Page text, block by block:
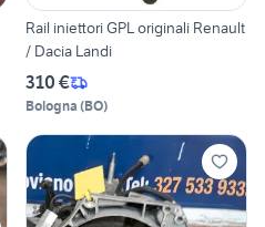
Rail iniettori GPL originali Renault
/ Dacia Landi
310 €
Bologna (BO)